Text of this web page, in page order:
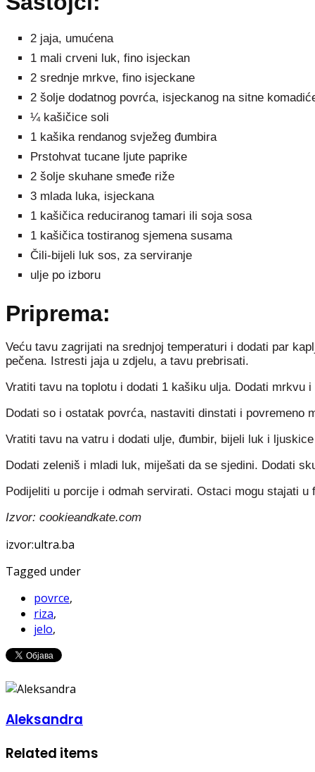
2 jaja, umućena
1 mali crveni luk, fino isjeckan
2 srednje mrkve, fino isjeckane
2 šolje dodatnog povrća, isjeckanog na sitne
¼ kašičice soli
1 kašika rendanog svježeg đumbira
Prstohvat tucane ljute paprike
2 šolje skuhane smeđe riže
3 mlada luka, isjeckana
1 kašičica reduciranog tamari ili soja sosa
1 kašičica tostiranog sjemena susama
Čili-bijeli luk sos, za serviranje
ulje po izboru
Priprema:
Veću tavu zagrijati na srednjoj temperaturi i dodati par
pečena. Istresti jaja u zdjelu, a tavu prebrisati.
Vratiti tavu na toplotu i dodati 1 kašiku ulja. Dodati mrkvu
Dodati so i ostatak povrća, nastaviti dinstati i povremeno
Vratiti tavu na vatru i dodati ulje, đumbir, bijeli luk i
Dodati zeleniš i mladi luk, miješati da se sjedini. Dodati
Podijeliti u porcije i odmah servirati. Ostaci mogu stajati u
Izvor: cookieandkate.com
izvor:ultra.ba
Tagged under
povrce,
riza,
jelo,
Aleksandra
Related items